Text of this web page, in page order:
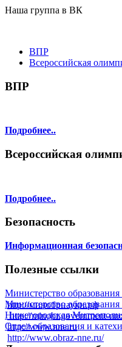
Наша группа в ВК
ВПР
Всероссийская
ВПР
Подробнее..
Всероссийская
Подробнее..
Безопасность
Информационная
Полезные ссылки
Министерство
http://минобрнауки.рф
Министерство
http://minobr.government-
Нижегородская
http://www.nne.ru
Отдел образования и
http://www.obraz-nne.ru/